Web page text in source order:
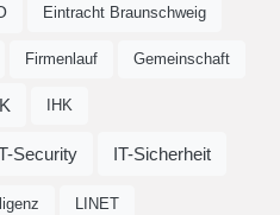
Eintracht Braunschweig
Firmenlauf Gemeinschaft
IHK
Security IT-Sicherheit
LINET